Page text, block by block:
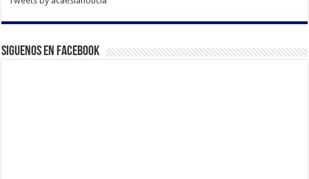
Siguenos en Facebook